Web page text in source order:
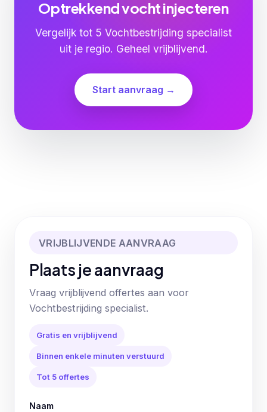
Optrekkend vocht injecteren
Vergelijk tot 5 Vochtbestrijding specialist
uit je regio. Geheel vrijblijvend.
Start aanvraag →
VRIJBLIJVENDE AANVRAAG
Plaats je aanvraag
Vraag vrijblijvend offertes aan voor
Vochtbestrijding specialist.
Gratis en vrijblijvend
Binnen enkele minuten verstuurd
Tot 5 offertes
Naam